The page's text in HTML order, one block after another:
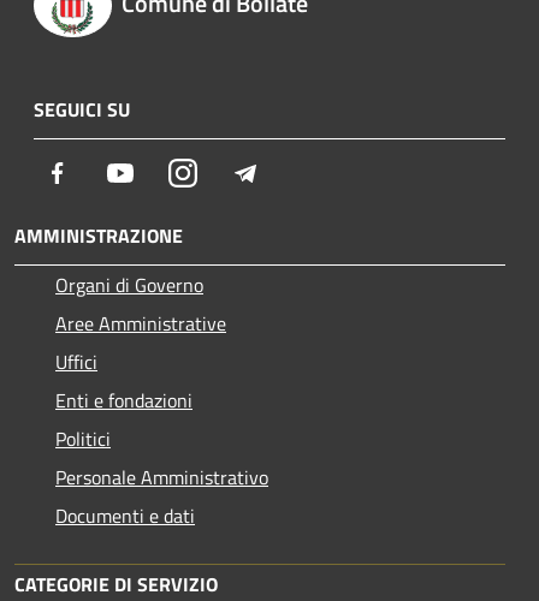
SEGUICI SU
Facebook YoutubeInstagram
AMMINISTRAZIONE
Organi di Governo
Aree Amministrative
Uffici
Enti e fondazioni
Politici
Personale Amministrativo
Documenti e dati
CATEGORIE DI SERVIZIO